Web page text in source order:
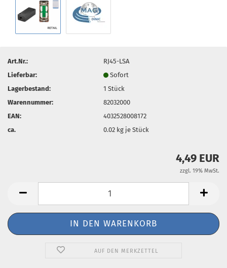
Art.Nr.:
RJ45-LSA
Lieferbar:
Sofort
Lagerbestand:
1Stück
Warennummer:
82032000
EAN:
4032528008172
ca.
0.02 kg je Stück
4,49 EUR
zzgl. 19% MwSt.
AUF DEN MERKZETTEL